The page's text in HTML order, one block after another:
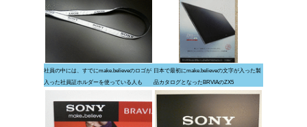
社員の中には、すでにmake.believeのロゴが
入った社員証ホルダーを使っている人も
日本で最初にmake.believeの文字が入った製
品カタログとなったBRVIAのZX5